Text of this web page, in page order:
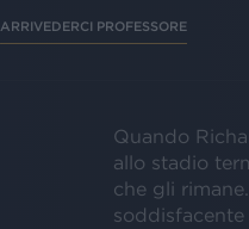
ARRIVEDERCI PROFESSORE
Quando
allo stadio
che gli